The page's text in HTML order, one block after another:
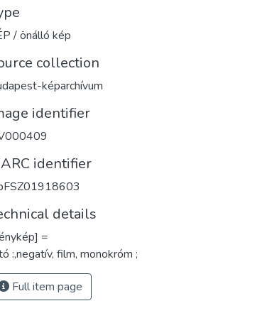
/ önálló kép
collection
képarchívum
identifier
identifier
details
=
:,negatív, film, monokróm ;
Full item page